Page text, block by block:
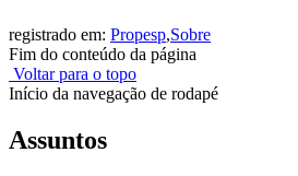
registrado em: Propesp,Sobre
Fim do conteúdo da página
Voltar para o topo
Início da navegação de rodapé
Assuntos